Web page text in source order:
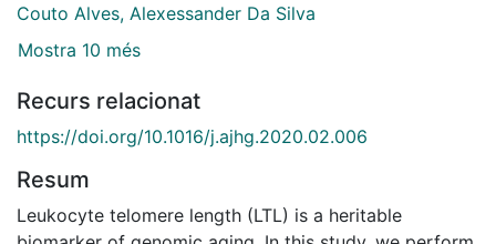
Couto Alves, Alexessander Da Silva
Mostra 10 més
Recurs relacionat
https://doi.org/10.1016/j.ajhg.2020.02.006
Resum
Leukocyte telomere length (LTL) is a heritable